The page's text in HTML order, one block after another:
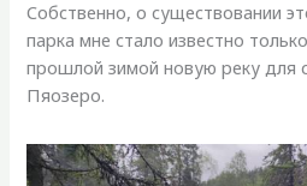
Собственно, о существовании
парка мне стало известно
прошлой зимой новую реку для
Пяозеро.